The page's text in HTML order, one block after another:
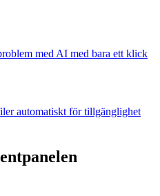
med AI med bara ett klick
automatiskt för tillgänglighet